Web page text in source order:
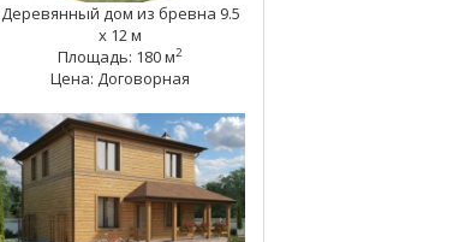
Деревянный дом из бревна 9.5
х 12 м
Площадь: 180 м2
Цена: Договорная